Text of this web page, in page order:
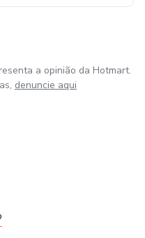
a opinião da Hotmart.
denuncie aqui